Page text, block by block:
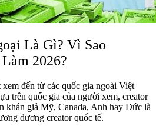
Là Gì? Vì Sao
2026?
đến từ các quốc gia ngoài Việt
trên quốc gia của người xem, creator
khán giả Mỹ, Canada, Anh hay Đức là
đương creator quốc tế.